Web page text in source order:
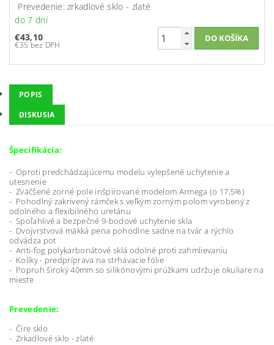
Prevedenie: zrkadlové sklo - zlaté
do 7 dní
€43,10
€35 bez DPH
POPIS
DISKUSIA
Špecifikácia:
- Oproti predchádzajúcemu modelu vylepšené uchytenie a
utesnenie
- Zväčšené zorné pole inšpirované modelom Armega (o 17,5%)
- Pohodlný zakrivený rámček s veľkým zorným polom vyrobený z
odolného a flexibilného uretánu
- Spoľahlivé a bezpečné 9-bodové uchytenie skla
- Dvojvrstvová mäkká pena pohodlne sadne na tvár a rýchlo
odvádza pot
- Anti-fog polykarbonátové sklá odolné proti zahmlievaniu
- Kolíky - predpríprava na strhávacie fólie
- Popruh široký 40mm so silikónovými prúžkami udržuje okuliare na
mieste
Prevedenie:
- Číre sklo
- Zrkadlové sklo - zlaté